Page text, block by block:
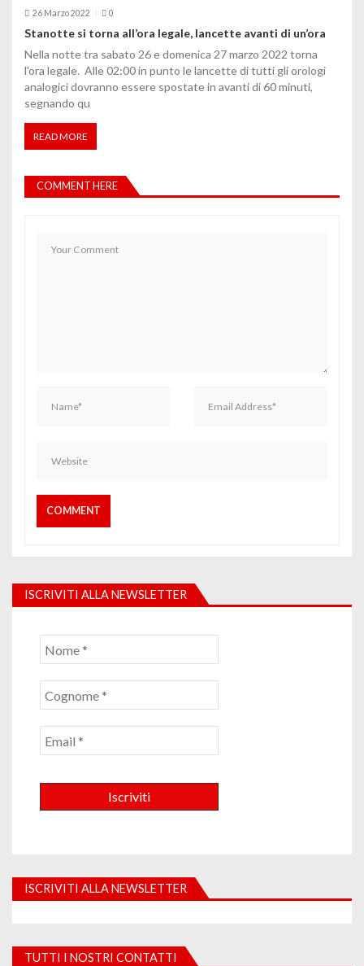
26 Marzo 2022 0
Stanotte si torna all’ora legale, lancette avanti di un’ora
Nella notte tra sabato 26 e domenica 27 marzo 2022 torna
l'ora legale. Alle 02:00 in punto le lancette di tutti gli orologi
analogici dovranno essere spostate in avanti di 60 minuti,
segnando qu
READ MORE
COMMENT HERE
ISCRIVITI ALLA NEWSLETTER
ISCRIVITI ALLA NEWSLETTER
TUTTI I NOSTRI CONTATTI